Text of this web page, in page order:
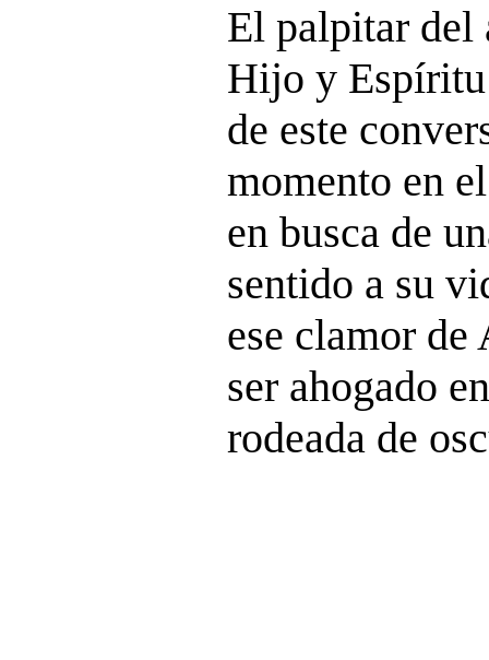
El palpitar del
Hijo y Espíritu
de este
momento en
en busca de
sentido a su
ese clamor de
ser ahogado
rodeada de